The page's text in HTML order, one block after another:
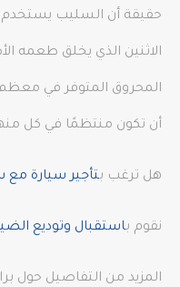
حقيقة أن السليب
الاثنين الذي يخلق طعمه
المحروق المتوفر في معظم
أن تكون منتظمًا في كل
هل ترغب بتأجير سيارة مع
نقوم باستقبال وتوديع
المزيد من التفاصيل حول